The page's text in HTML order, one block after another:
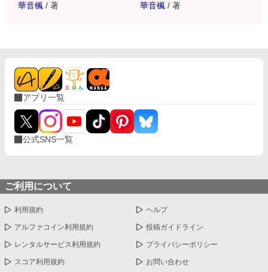
華音楓 / 著 華音楓 / 著
アプリ一覧
公式SNS一覧
ご利用について
利用規約 ヘルプ
アルファコイン利用規約 投稿ガイドライン
レンタルサービス利用規約 プライバシーポリシー
スコア利用規約 お問い合わせ